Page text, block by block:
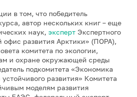
в том, что победитель
автор нескольких книг – еще
наук, эксперт Экспертного
офис развития Арктики» (ПОРА),
комитета по экологии,
и охране окружающей среды
подкомитета «Экономика
развития» Комитета
моделям развития